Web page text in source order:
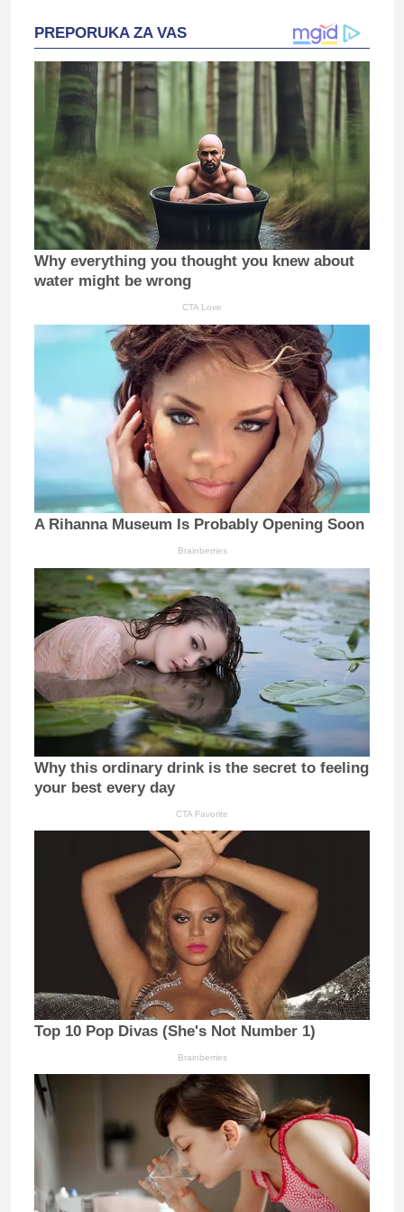
PREPORUKA ZA VAS
Why everything you thought you knew about
water might be wrong
CTA Love
A Rihanna Museum Is Probably Opening Soon
Brainberries
Why this ordinary drink is the secret to feeling
your best every day
CTA Favorite
Top 10 Pop Divas (She's Not Number 1)
Brainberries